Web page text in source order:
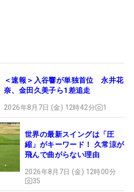
＜速報＞入谷響が単独首位 永井花
奈、金田久美子ら1差追走
2026年8月7日 (金) 12時42分 1
世界の最新スイングは「圧
縮」がキーワード！ 久常涼が
飛んで曲がらない理由
2026年8月7日 (金) 12時00分
35